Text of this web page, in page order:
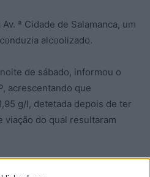
ª Cidade de Salamanca, um
alcoolizado.
de sábado, informou o
acrescentando que
g/l, detetada depois de ter
viação do qual resultaram